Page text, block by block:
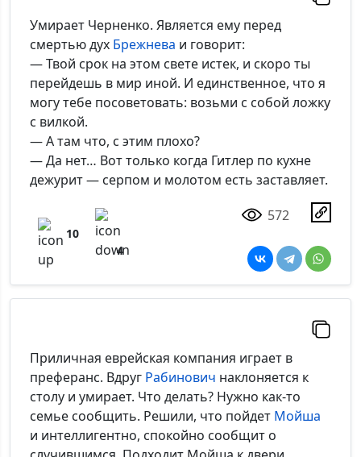
Умирает Черненко. Является ему перед
смертью дух Брежнева и говорит:
— Твой срок на этом свете истек, и скоро ты
перейдешь в мир иной. И единственное, что я
могу тебе посоветовать: возьми с собой ложку
с вилкой.
— А там что, с этим плохо?
— Да нет… Вот только когда Гитлер по кухне
дежурит — серпом и молотом есть заставляет.
10
4
572
Приличная еврейская компания играет в
преферанс. Вдруг Рабинович наклоняется к
столу и умирает. Что делать? Нужно как-то
семье сообщить. Решили, что пойдет Мойша
и интеллигентно, спокойно сообщит о